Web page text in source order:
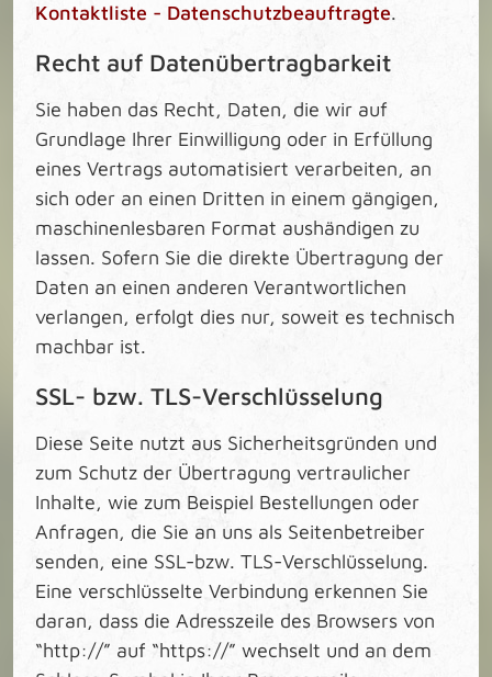
Kontaktliste - Datenschutzbeauftragte.
Recht auf Datenübertragbarkeit
Sie haben das Recht, Daten, die wir auf
Grundlage Ihrer Einwilligung oder in Erfüllung
eines Vertrags automatisiert verarbeiten, an
sich oder an einen Dritten in einem gängigen,
maschinenlesbaren Format aushändigen zu
lassen. Sofern Sie die direkte Übertragung der
Daten an einen anderen Verantwortlichen
verlangen, erfolgt dies nur, soweit es technisch
machbar ist.
SSL- bzw. TLS-Verschlüsselung
Diese Seite nutzt aus Sicherheitsgründen und
zum Schutz der Übertragung vertraulicher
Inhalte, wie zum Beispiel Bestellungen oder
Anfragen, die Sie an uns als Seitenbetreiber
senden, eine SSL-bzw. TLS-Verschlüsselung.
Eine verschlüsselte Verbindung erkennen Sie
daran, dass die Adresszeile des Browsers von
“http://” auf “https://” wechselt und an dem